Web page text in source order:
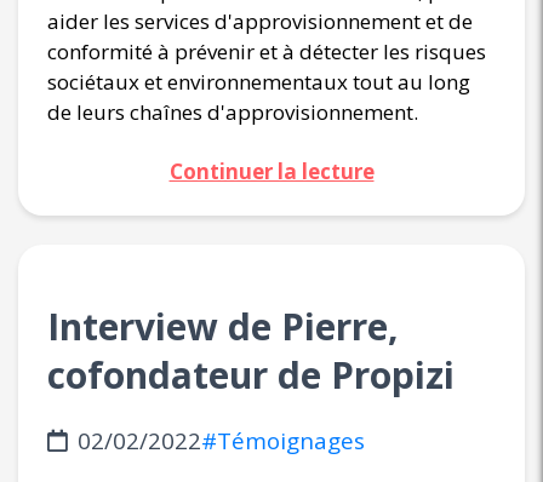
aider les services d'approvisionnement et de
conformité à prévenir et à détecter les risques
sociétaux et environnementaux tout au long
de leurs chaînes d'approvisionnement.
Continuer la lecture
Interview de Pierre,
cofondateur de Propizi
02/02/2022#Témoignages